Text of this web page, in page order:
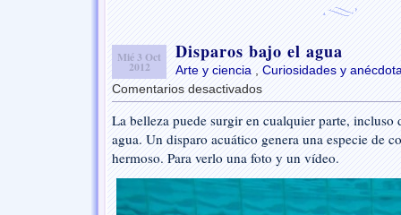
Mié 3 Oct
2012
Disparos bajo el agua
Arte y ciencia , Curiosidades y
Comentarios desactivadosen
Disparos
bajo
el
La belleza puede surgir en cualquier parte,
agua. Un disparo acuático genera una especie de
hermoso. Para verlo una foto y un vídeo.